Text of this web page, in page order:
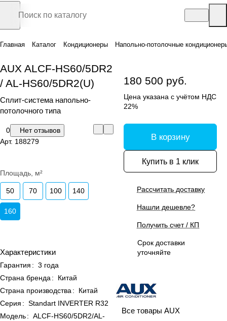
Главная Каталог Кондиционеры Напольно-потолочные
AUX ALCF-HS60/5DR2
/ AL-HS60/5DR2(U)
Сплит-система напольно-
потолочного типа
0
Нет отзывов
Арт. 188279
Площадь, м²
50 70 100 140
160
Характеристики
Гарантия : 3 года
Страна бренда :
Китай
Страна производства :
Китай
Серия : Standart INVERTER R32
Модель: ALCF-HS60/5DR2/AL-
180 500 руб.
Цена указана с учётом НДС
22%
В корзину
Купить в 1 клик
Рассчитать доставку
Нашли дешевле?
Получить счет / КП
Срок доставки
уточняйте
Все товары AUX